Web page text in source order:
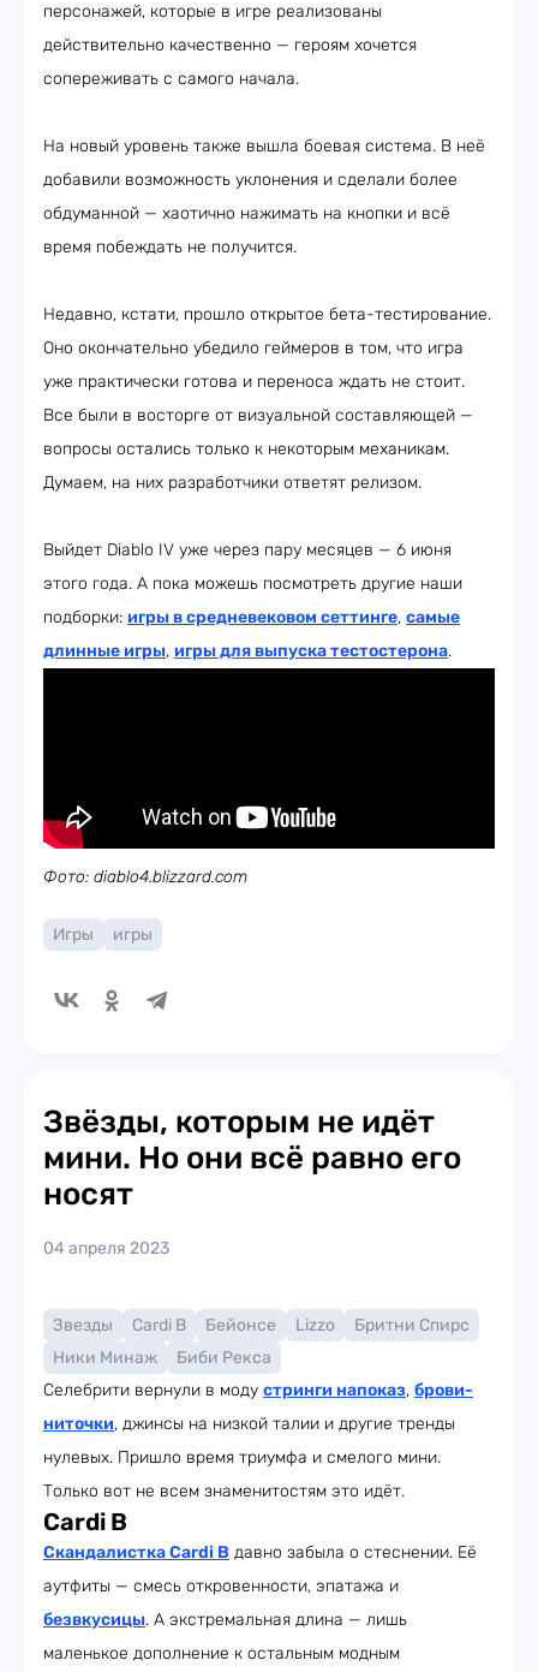
персонажей, которые в игре реализованы
действительно качественно — героям хочется
сопереживать с самого начала.
На новый уровень также вышла боевая система. В неё
добавили возможность уклонения и сделали более
обдуманной — хаотично нажимать на кнопки и всё
время побеждать не получится.
Недавно, кстати, прошло открытое бета-тестирование.
Оно окончательно убедило геймеров в том, что игра
уже практически готова и переноса ждать не стоит.
Все были в восторге от визуальной составляющей —
вопросы остались только к некоторым механикам.
Думаем, на них разработчики ответят релизом.
Выйдет Diablo IV уже через пару месяцев — 6 июня
этого года. А пока можешь посмотреть другие наши
подборки: игры в средневековом сеттинге, самые
длинные игры, игры для выпуска тестостерона.
Фото: diablo4.blizzard.com
Игры игры
Звёзды, которым не идёт
мини. Но они всё равно его
носят
04 апреля 2023
Звезды Cardi B Бейонсе Lizzo
Бритни Спирс
Ники Минаж
Биби Рекса
Селебрити вернули в моду стринги напоказ, брови-
ниточки, джинсы на низкой талии и другие тренды
нулевых. Пришло время триумфа и смелого мини.
Только вот не всем знаменитостям это идёт.
Cardi B
Скандалистка Cardi B давно забыла о стеснении. Её
аутфиты — смесь откровенности, эпатажа и
безвкусицы. А экстремальная длина — лишь
маленькое дополнение к остальным модным